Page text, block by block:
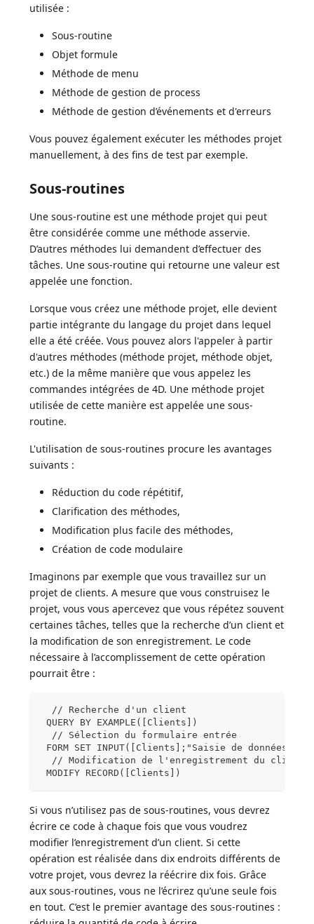
utilisée :
Sous-routine
Objet formule
Méthode de menu
Méthode de gestion de process
Méthode de gestion d’événements et d'erreurs
Vous pouvez également exécuter les méthodes projet
manuellement, à des fins de test par exemple.
Sous-routines
Une sous-routine est une méthode projet qui peut
être considérée comme une méthode asservie.
D’autres méthodes lui demandent d’effectuer des
tâches. Une sous-routine qui retourne une valeur est
appelée une fonction.
Lorsque vous créez une méthode projet, elle devient
partie intégrante du langage du projet dans lequel
elle a été créée. Vous pouvez alors l'appeler à partir
d'autres méthodes (méthode projet, méthode objet,
etc.) de la même manière que vous appelez les
commandes intégrées de 4D. Une méthode projet
utilisée de cette manière est appelée une sous-
routine.
L'utilisation de sous-routines procure les avantages
suivants :
Réduction du code répétitif,
Clarification des méthodes,
Modification plus facile des méthodes,
Création de code modulaire
Imaginons par exemple que vous travaillez sur un
projet de clients. A mesure que vous construisez le
projet, vous vous apercevez que vous répétez souvent
certaines tâches, telles que la recherche d’un client et
la modification de son enregistrement. Le code
nécessaire à l’accomplissement de cette opération
pourrait être :
  // Recherche d'un client
QUERY BY EXAMPLE([Clients])
  // Sélection du formulaire entrée
FORM SET INPUT([Clients];"Saisie de données")
  // Modification de l'enregistrement du client
MODIFY RECORD([Clients])
Si vous n’utilisez pas de sous-routines, vous devrez
écrire ce code à chaque fois que vous voudrez
modifier l’enregistrement d’un client. Si cette
opération est réalisée dans dix endroits différents de
votre projet, vous devrez la réécrire dix fois. Grâce
aux sous-routines, vous ne l’écrirez qu’une seule fois
en tout. C’est le premier avantage des sous-routines :